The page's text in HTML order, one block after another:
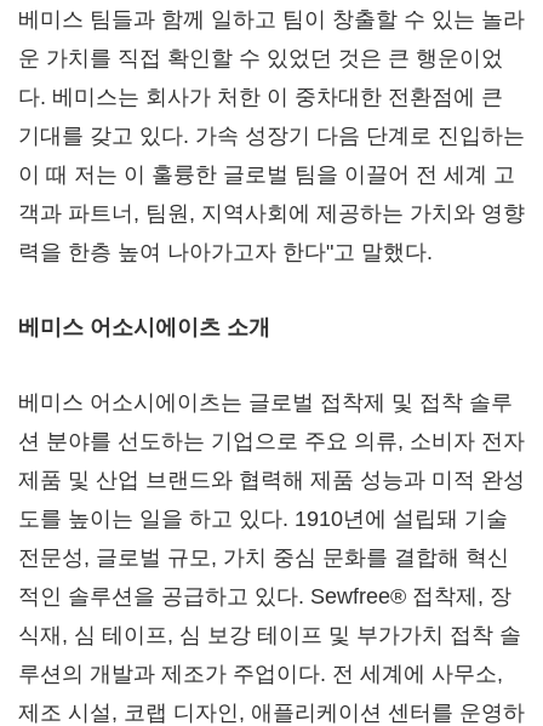
베미스 팀들과 함께 일하고 팀이 창출할 수 있는 놀라
운 가치를 직접 확인할 수 있었던 것은 큰 행운이었
다. 베미스는 회사가 처한 이 중차대한 전환점에 큰
기대를 갖고 있다. 가속 성장기 다음 단계로 진입하는
이 때 저는 이 훌륭한 글로벌 팀을 이끌어 전 세계 고
객과 파트너, 팀원, 지역사회에 제공하는 가치와 영향
력을 한층 높여 나아가고자 한다"고 말했다.
베미스 어소시에이츠 소개
베미스 어소시에이츠는 글로벌 접착제 및 접착 솔루
션 분야를 선도하는 기업으로 주요 의류, 소비자 전자
제품 및 산업 브랜드와 협력해 제품 성능과 미적 완성
도를 높이는 일을 하고 있다. 1910년에 설립돼 기술
전문성, 글로벌 규모, 가치 중심 문화를 결합해 혁신
적인 솔루션을 공급하고 있다. Sewfree® 접착제, 장
식재, 심 테이프, 심 보강 테이프 및 부가가치 접착 솔
루션의 개발과 제조가 주업이다. 전 세계에 사무소,
제조 시설, 코랩 디자인, 애플리케이션 센터를 운영하